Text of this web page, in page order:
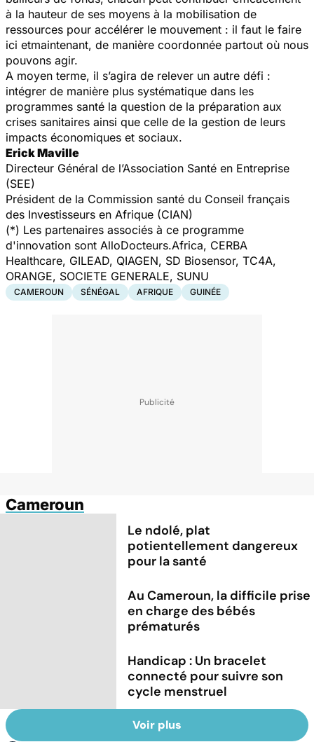
à la hauteur de ses moyens à la mobilisation de
ressources pour accélérer le mouvement : il faut le faire
ici etmaintenant, de manière coordonnée partout où nous
pouvons agir.
A moyen terme, il s’agira de relever un autre défi :
intégrer de manière plus systématique dans les
programmes santé la question de la préparation aux
crises sanitaires ainsi que celle de la gestion de leurs
impacts économiques et sociaux.
Erick Maville
Directeur Général de l’Association Santé en Entreprise
(SEE)
Président de la Commission santé du Conseil français
des Investisseurs en Afrique (CIAN)
(*) Les partenaires associés à ce programme
d'innovation sont AlloDocteurs.Africa, CERBA
Healthcare, GILEAD, QIAGEN, SD Biosensor, TC4A,
ORANGE, SOCIETE GENERALE, SUNU
CAMEROUN SÉNÉGAL AFRIQUE GUINÉE
Cameroun
Le ndolé, plat
potientellement dangereux
pour la santé
Au Cameroun, la difficile prise
en charge des bébés
prématurés
Handicap : Un bracelet
connecté pour suivre son
cycle menstruel
Voir plus